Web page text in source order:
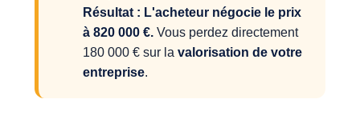
Résultat : L'acheteur négocie le prix
à 820 000 €.Vous perdez directement
180 000 € sur la valorisation de votre
entreprise.